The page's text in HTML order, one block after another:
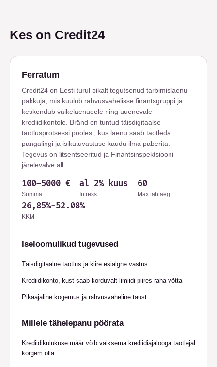
Kes on Credit24
Ferratum
Credit24 on Eesti turul pikalt tegutsenud tarbimislaenu
pakkuja, mis kuulub rahvusvahelisse finantsgruppi ja
keskendub väikelaenudele ning uuenevale
krediidikontole. Bränd on tuntud täisdigitaalse
taotlusprotsessi poolest, kus laenu saab taotleda
pangalingi ja isikutuvastuse kaudu ilma paberita.
Tegevus on litsentseeritud ja Finantsinspektsiooni
järelevalve all.
100–5000 €
Summa
al 2% kuus
Intress
60
Max tähtaeg
26,85%-52.08%
KKM
Iseloomulikud tugevused
Täisdigitaalne taotlus ja kiire esialgne vastus
Krediidikonto, kust saab korduvalt limiidi piires raha võtta
Pikaajaline kogemus ja rahvusvaheline taust
Millele tähelepanu pöörata
Krediidikulukuse määr võib väiksema krediidiajalooga taotlejal
kõrgem olla